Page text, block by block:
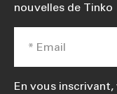
nouvelles de Tinko
En vous